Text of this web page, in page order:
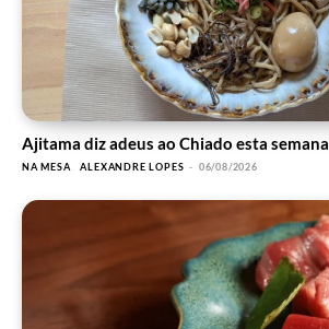
Ajitama diz adeus ao Chiado esta semana
NA MESA ALEXANDRE LOPES - 06/08/2026